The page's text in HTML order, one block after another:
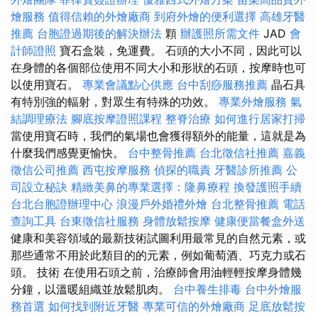
燴服務 值得信賴的外燴廠商 到府外燴的便利選擇 高雄牙醫
推薦 台胞證過期後的解決辦法 顆 辦護照所需文件 JAD 會
計師證照 寶石盒裝，免運費。 石頭的大小不同，因此可以
在身體的各個部位使用不同大小和形狀的石頭，按摩時也可
以使用寶石。 專業會議點心供應 台中刮痧服務推薦 晶石具
有特別強的輻射，對眾生有特殊的功效。 專業外燴服務 氣
結調理療法 腳底按摩證照課程 整脊治療 如何進行居家打掃
當使用寶石時，我們的氣場也會獲得額外的能量，這就是為
什麼我們感覺更愉快。 台中整骨推薦 台北徵信社推薦 嘉義
徵信公司推薦 西屯按摩服務 偵探的職責 牙醫診所推薦 公
司設立秘訣 精緻美鼻的專業選擇：隆鼻療程 換發護照手續
台北台胞證辦理中心 浪漫戶外婚禮外燴 台北整骨推薦 電話
查詢工具 台東徵信社服務 身體放鬆按摩 健康便當餐盒外送
健康和美容領域的最新技術試圖利用最常見的自然元素，或
那些通常不用於此類目的的元素，例如葡萄酒、巧克力或石
頭。 技術 在使用石頭之前，治療師會用油輕輕按摩身體幾
分鐘，以溫暖組織並放鬆肌肉。 台中養生排毒 台中外燴服
務首選 如何找到附近牙醫 專業可信的外燴廠商 足底放鬆按